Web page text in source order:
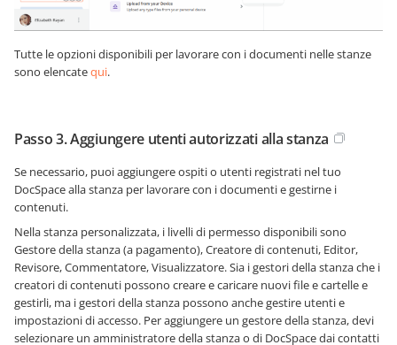
Tutte le opzioni disponibili per lavorare con i documenti nelle stanze
sono elencatequi.
Passo 3. Aggiungere utenti autorizzati alla stanza
Se necessario, puoi aggiungere ospiti o utenti registrati nel tuo
DocSpace alla stanza per lavorare con i documenti e gestirne i
contenuti.
Nella stanza personalizzata, i livelli di permesso disponibili sono
Gestore della stanza (a pagamento), Creatore di contenuti, Editor,
Revisore, Commentatore, Visualizzatore. Sia i gestori della stanza che i
creatori di contenuti possono creare e caricare nuovi file e cartelle e
gestirli, ma i gestori della stanza possono anche gestire utenti e
impostazioni di accesso. Per aggiungere un gestore della stanza, devi
selezionare un amministratore della stanza o di DocSpace dai contatti